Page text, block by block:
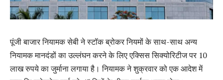
पूंजी बाजार नियामक सेबी ने स्टॉक ब्रोकर नियमों के साथ-साथ अन्य
नियामक मानदंडों का उल्लंघन करने के लिए एक्सिस सिक्योरिटीज पर 10
लाख रुपये का जुर्माना लगाया है। नियामक ने शुक्रवार को एक आदेश में